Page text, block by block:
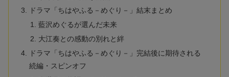
ドラマ「ちはやふる－めぐり－」結末まとめ
藍沢めぐるが選んだ未来
大江奏との感動の別れと絆
ドラマ「ちはやふる－めぐり－」完結後に期待される
続編・スピンオフ